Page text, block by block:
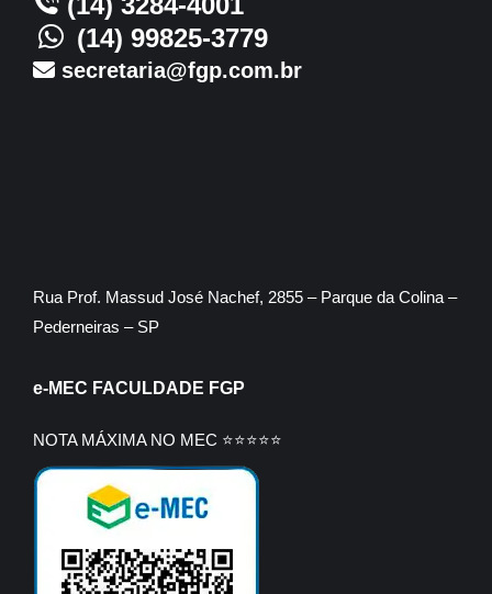
(14) 99825-3779
secretaria@fgp.com.br
Rua Prof. Massud José Nachef, 2855 – Parque da Colina –
Pederneiras – SP
e-MEC FACULDADE FGP
NOTA MÁXIMA NO MEC ⭐⭐⭐⭐⭐